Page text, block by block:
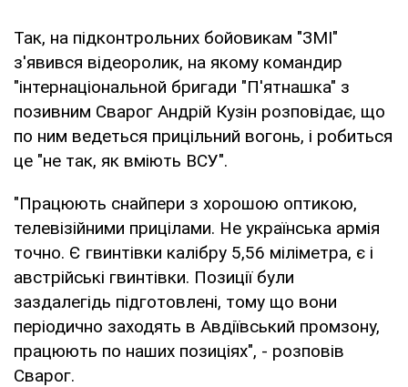
Так, на підконтрольних бойовикам "ЗМІ"
з'явився відеоролик, на якому командир
"інтернаціональной бригади "П'ятнашка" з
позивним Сварог Андрій Кузін розповідає, що
по ним ведеться прицільний вогонь, і робиться
це "не так, як вміють ВСУ".
"Працюють снайпери з хорошою оптикою,
телевізійними прицілами. Не українська армія
точно. Є гвинтівки калібру 5,56 міліметра, є і
австрійські гвинтівки. Позиції були
заздалегідь підготовлені, тому що вони
періодично заходять в Авдіївський промзону,
працюють по наших позиціях", - розповів
Сварог.